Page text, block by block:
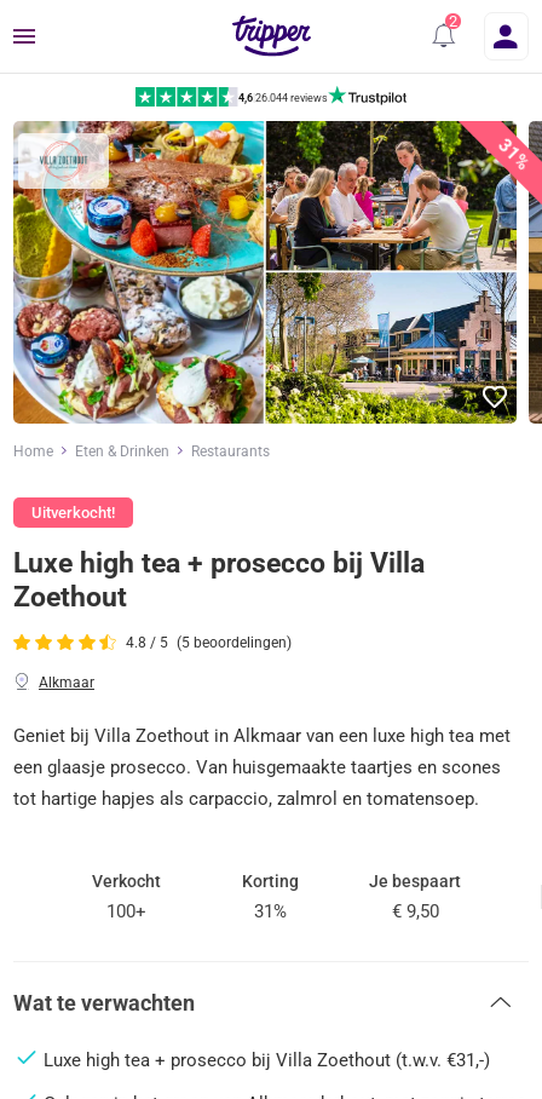
Menu
4,6|26.044 reviews
31%
Home Eten & Drinken Restaurants
Uitverkocht!
Luxe high tea + prosecco bij Villa
Zoethout
4.8 / 5 (5 beoordelingen)
Alkmaar
Geniet bij Villa Zoethout in Alkmaar van een luxe high tea met
een glaasje prosecco. Van huisgemaakte taartjes en scones
tot hartige hapjes als carpaccio, zalmrol en tomatensoep.
Verkocht
100+
Korting
31%
Je bespaart
€ 9,50
Wat te verwachten
Luxe high tea + prosecco bij Villa Zoethout (t.w.v. €31,-)